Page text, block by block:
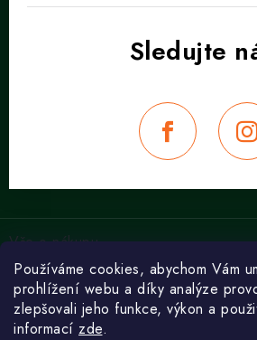
Používáme cookies, abychom Vám
prohlížení webu a díky analýze
zlepšovali jeho funkce, výkon a
informací zde.
á
pVše o nákupu
Obchodní podmínky
Ochrana osobních údajů
Doprava a platby
Recepty
Passion Fruit Mojito - Osvěžující
Sangria - vinný koktejl ze Španělska
Poradna